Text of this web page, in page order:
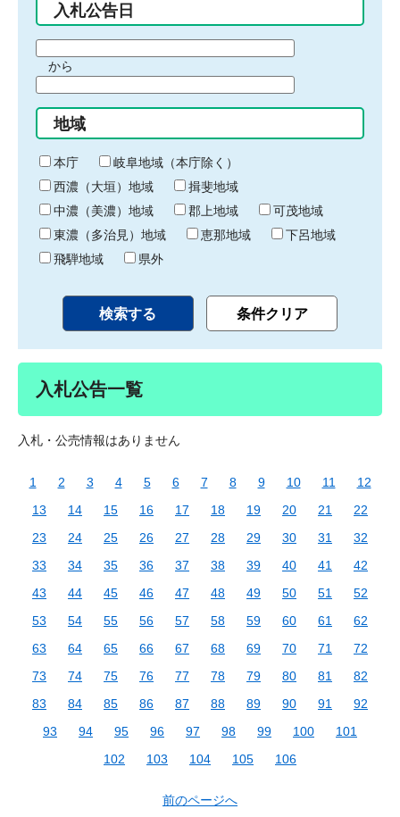
入札公告日
間
始
り
から
間
終
わ
り
地域
本庁
岐阜地域（本庁除く）
西濃（大垣）地域
揖斐地域
中濃（美濃）地域
郡上地域
可茂地域
東濃（多治見）地域
恵那地域
下呂地域
飛騨地域
県外
入札公告一覧
入札・公売情報はありません
1 2 3 4 5 6 7 8 9 10 11
12
13
14 15 16 17 18 19 20 21
22
23
24 25 26 27 28 29 30 31
32
33
34 35 36 37 38 39 40 41
42
43
44 45 46 47 48 49 50 51
52
53
54 55 56 57 58 59 60 61
62
63
64 65 66 67 68 69 70 71
72
73
74 75 76 77 78 79 80 81
82
83
84 85 86 87 88 89 90 91
92
93
94 95 96 97 98 99 100
101
102
103 104 105 106
前のページへ